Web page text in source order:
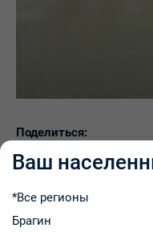
Поделиться:
← Вернуться к
Ваш
*Все регионы
Брагин